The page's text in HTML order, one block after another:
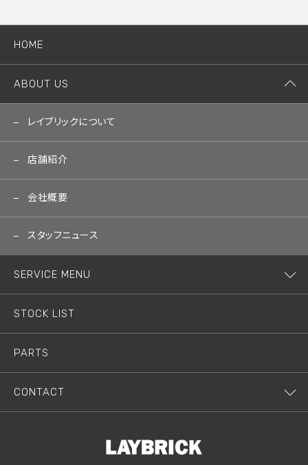
HOME
ABOUT US
レイブリックについて
店舗紹介
会社概要
スタッフニュース
SERVICE MENU
STOCK LIST
PARTS
CONTACT